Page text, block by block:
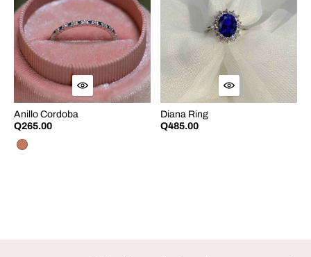
Anillo Cordoba
Q265.00
Diana Ring
Q485.00